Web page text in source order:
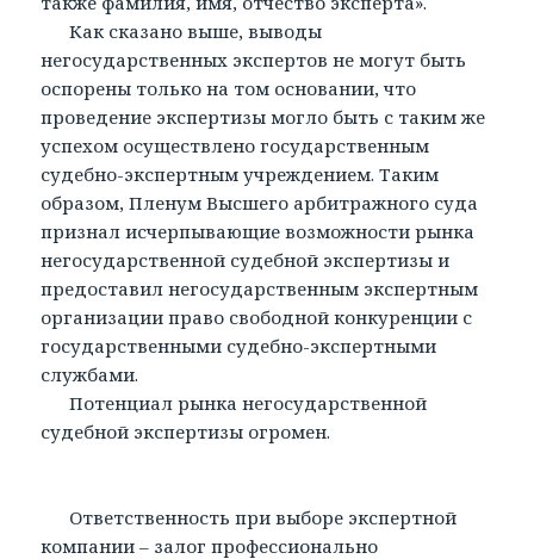
Как сказано выше, выводы
негосударственных экспертов не могут быть
оспорены только на том основании, что
проведение экспертизы могло быть с таким же
успехом осуществлено государственным
судебно-экспертным учреждением. Таким
образом, Пленум Высшего арбитражного суда
признал исчерпывающие возможности рынка
негосударственной судебной экспертизы и
предоставил негосударственным экспертным
организации право свободной конкуренции с
государственными судебно-экспертными
службами.
Потенциал рынка негосударственной
судебной экспертизы огромен.
Ответственность при выборе экспертной
компании – залог профессионально